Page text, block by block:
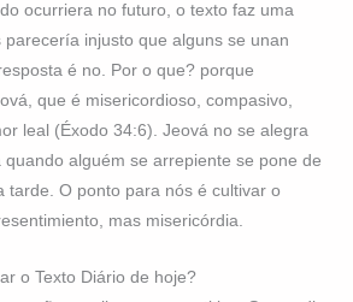
ocurriera no futuro, o texto faz uma
injusto que alguns se unan
é no. Por o que? porque
que é misericordioso, compasivo,
leal (Éxodo 34:6). Jeová no se alegra
alguém se arrepiente se pone de
tarde. O ponto para nós é cultivar o
mas misericórdia.
o Texto Diário de hoje?